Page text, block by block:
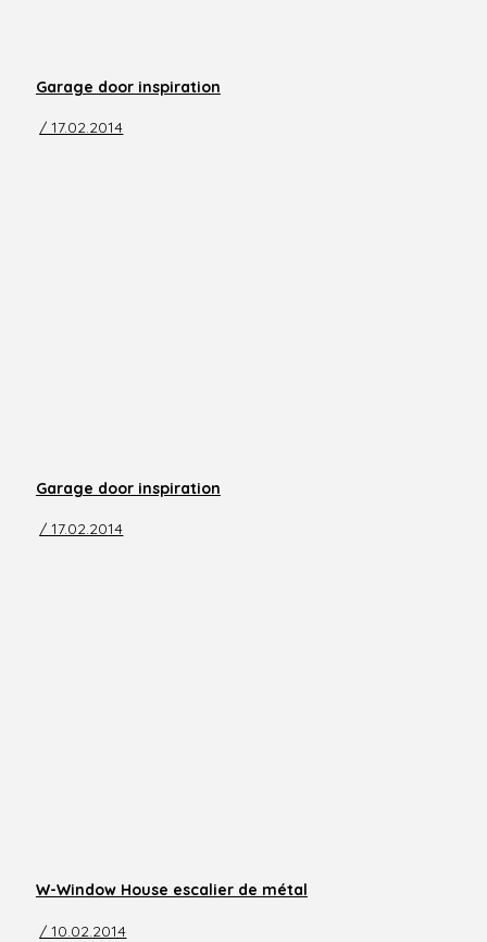
Garage door inspiration
/ 17.02.2014
Garage door inspiration
/ 17.02.2014
W-Window House escalier de métal
/ 10.02.2014